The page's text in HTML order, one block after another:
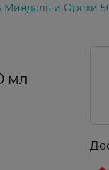
и Орехи
мл